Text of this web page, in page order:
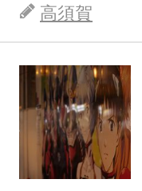
高須賀